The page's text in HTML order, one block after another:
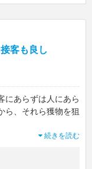
客も良し
にあらずは人にあら
ら、それら獲物を狙
続きを読む